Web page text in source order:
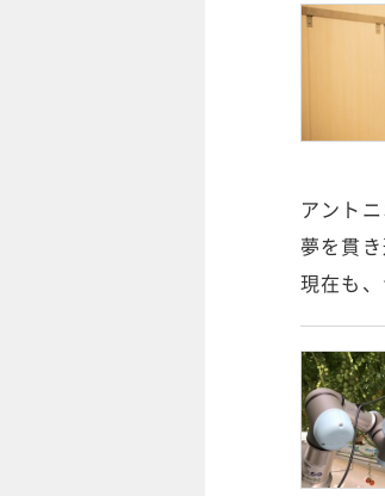
アント
夢を貫
現在も